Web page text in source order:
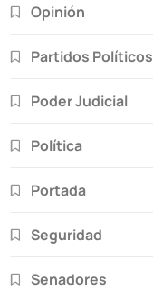
Opinión
Partidos Políticos
Poder Judicial
Política
Portada
Seguridad
Senadores